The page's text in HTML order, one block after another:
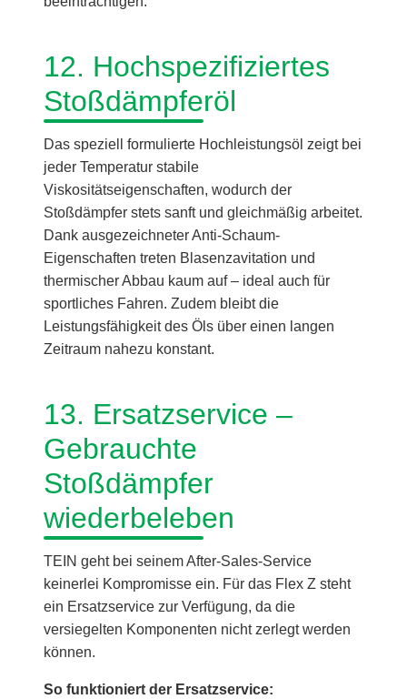
12. Hochspezifiziertes
Stoßdämpferöl
Das speziell formulierte Hochleistungsöl zeigt bei
jeder Temperatur stabile
Viskositätseigenschaften, wodurch der
Stoßdämpfer stets sanft und gleichmäßig arbeitet.
Dank ausgezeichneter Anti-Schaum-
Eigenschaften treten Blasenzavitation und
thermischer Abbau kaum auf – ideal auch für
sportliches Fahren. Zudem bleibt die
Leistungsfähigkeit des Öls über einen langen
Zeitraum nahezu konstant.
13. Ersatzservice –
Gebrauchte
Stoßdämpfer
wiederbeleben
TEIN geht bei seinem After-Sales-Service
keinerlei Kompromisse ein. Für das Flex Z steht
ein Ersatzservice zur Verfügung, da die
versiegelten Komponenten nicht zerlegt werden
können.
So funktioniert der Ersatzservice: